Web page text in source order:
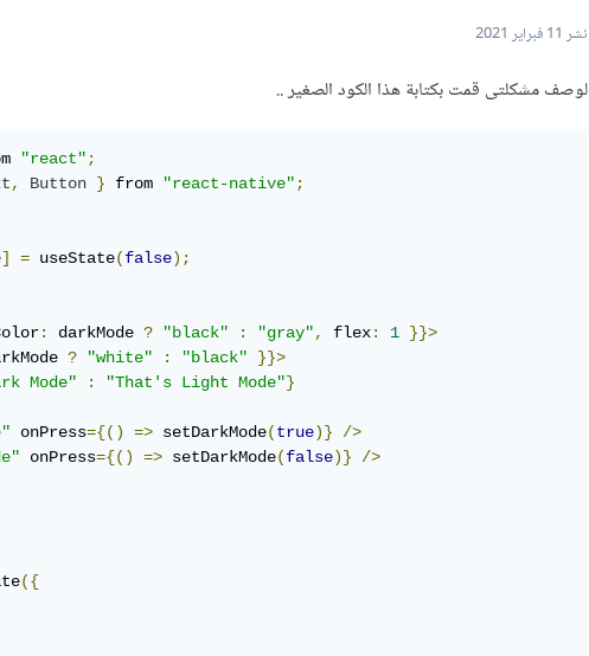
نشر 11 فبراير 2021
لوصف مشكلتى قمت بكتابة هذا الكود الصغير ..
"react" ;
, Button } from "react-native" ;
] = useState(false);
: darkMode ? "black" : "gray", flex: 1 }}>
? "white" : "black"
}}>
Mode" : "That's Light Mode"}
onPress={() => setDarkMode(true)}
/>
onPress={() => setDarkMode(false)}
/>
({